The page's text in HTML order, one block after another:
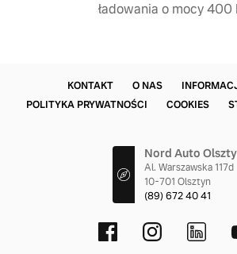
ładowania o mocy 400
KONTAKT O NAS
POLITYKA PRYWATNOŚCI
COOKIES
Nord Auto
Al. Warszawska 117d
10-701 Olsztyn
(89) 672 40 41